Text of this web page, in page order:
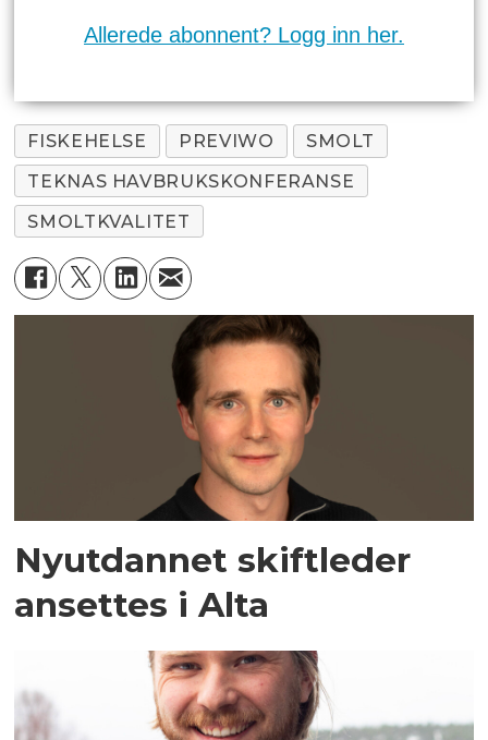
Allerede abonnent? Logg inn her.
FISKEHELSE PREVIWO
SMOLT
TEKNAS HAVBRUKSKONFERANSE
SMOLTKVALITET
Nyutdannet skiftleder
ansettes i Alta